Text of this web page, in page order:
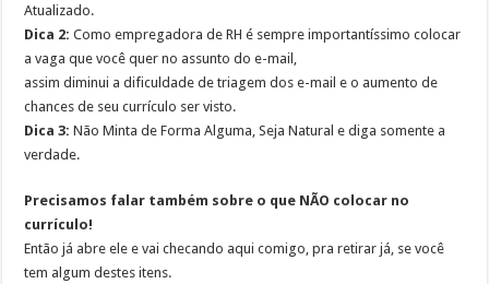
Atualizado.
Dica 2: Como empregadora de RH é sempre importantíssimo colocar
a vaga que você quer no assunto do e-mail,
assim diminui a dificuldade de triagem dos e-mail e o aumento de
chances de seu currículo ser visto.
Dica 3: Não Minta de Forma Alguma, Seja Natural e diga somente a
verdade.
Precisamos falar também sobre o que NÃO colocar no
currículo!
Então já abre ele e vai checando aqui comigo, pra retirar já, se você
tem algum destes itens.